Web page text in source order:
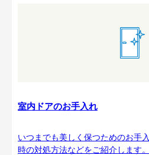
室内ドアのお手入れ
いつまでも美しく保つためのお手
時の対処方法などをご紹介します。